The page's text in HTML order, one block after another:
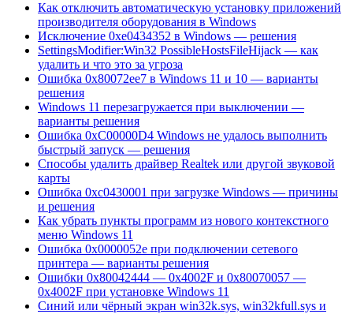
Как отключить автоматическую установку приложений
производителя оборудования в Windows
Исключение 0xe0434352 в Windows — решения
SettingsModifier:Win32 PossibleHostsFileHijack — как
удалить и что это за угроза
Ошибка 0x80072ee7 в Windows 11 и 10 — варианты
решения
Windows 11 перезагружается при выключении —
варианты решения
Ошибка 0xC00000D4 Windows не удалось выполнить
быстрый запуск — решения
Способы удалить драйвер Realtek или другой звуковой
карты
Ошибка 0xc0430001 при загрузке Windows — причины
и решения
Как убрать пункты программ из нового контекстного
меню Windows 11
Ошибка 0x0000052e при подключении сетевого
принтера — варианты решения
Ошибки 0x80042444 — 0x4002F и 0x80070057 —
0x4002F при установке Windows 11
Синий или чёрный экран win32k.sys, win32kfull.sys и